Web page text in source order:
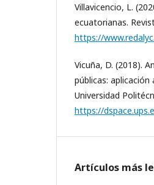
Villavicencio, L.
ecuatorianas.
https://
Vicuña, D. (2018).
públicas:
Universidad
https://
Artículos más